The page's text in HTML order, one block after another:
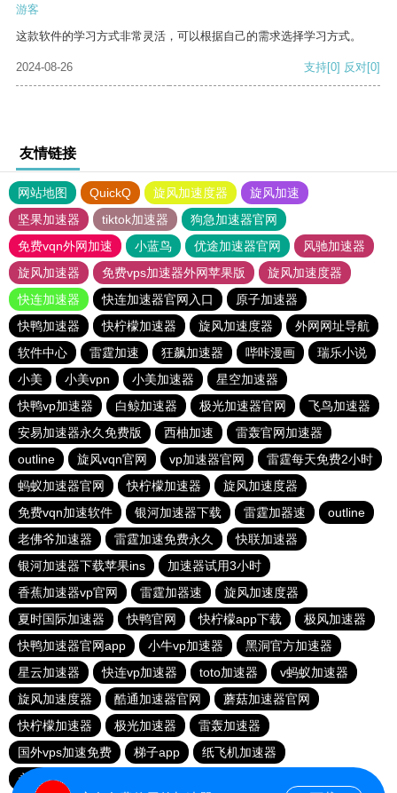
游客
这款软件的学习方式非常灵活，可以根据自己的需求选择学习方式。
2024-08-26 支持[0] 反对[0]
友情链接
网站地图 QuickQ 旋风加速度器
旋风加速
坚果加速器
tiktok加速器
狗急加速器官网
免费vqn外网加速
小蓝鸟 优途加速器官网
风驰加速器
旋风加速器
免费vps加速器外网苹果版
旋风加速度器
快连加速器
快连加速器官网入口
原子加速器
快鸭加速器
快柠檬加速器 旋风加速度器
外网网址导航
软件中心
雷霆加速 狂飙加速器 哔咔漫画
瑞乐小说
小美
小美vpn 小美加速器
星空加速器
快鸭vp加速器
白鲸加速器 极光加速器官网
飞鸟加速器
安易加速器永久免费版
西柚加速
雷轰官网加速器
outline
旋风vqn官网 vp加速器官网
雷霆每天免费2小时
蚂蚁加速器官网
快柠檬加速器
旋风加速度器
免费vqn加速软件
银河加速器下载 雷霆加器速
outline
老佛爷加速器
雷霆加速免费永久
快联加速器
银河加速器下载苹果ins
加速器试用3小时
香蕉加速器vp官网
雷霆加器速
旋风加速度器
夏时国际加速器
快鸭官网 快柠檬app下载
极风加速器
快鸭加速器官网app
小牛vp加速器
黑洞官方加速器
星云加速器
快连vp加速器 toto加速器
v蚂蚁加速器
旋风加速度器
酷通加速器官网
蘑菇加速器官网
快柠檬加速器
极光加速器
雷轰加速器
国外vps加速免费
梯子app
纸飞机加速器
永久不收费的vp加速器